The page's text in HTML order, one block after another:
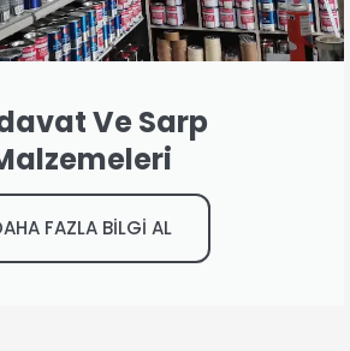
Ve Sarp
FAZLA BİLGİ AL